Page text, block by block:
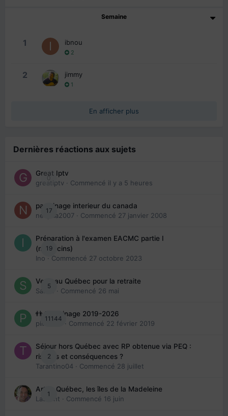
Semaine
1 ibnou
2
2 jimmy
1
En afficher plus
Dernières réactions aux sujets
0
Great Iptv
greatiptv · Commencé il y a 5 heures
17
parrainage interieur du canada
nedjma2007 · Commencé 27 janvier 2008
19
Préparation à l'examen EACMC partie I
(médecins)
Ino · Commencé 27 octobre 2023
5
Venir au Québec pour la retraite
Sab74
· Commencé 26 mai
11144
👬 Parrainage 2019-2026
piinoush · Commencé 22 février 2019
2
Séjour hors Québec avec RP obtenue via PEQ :
risques et conséquences ?
Tarantino04 · Commencé 28 juillet
1
Arte : Québec, les îles de la Madeleine
Laurent · Commencé 16 juin